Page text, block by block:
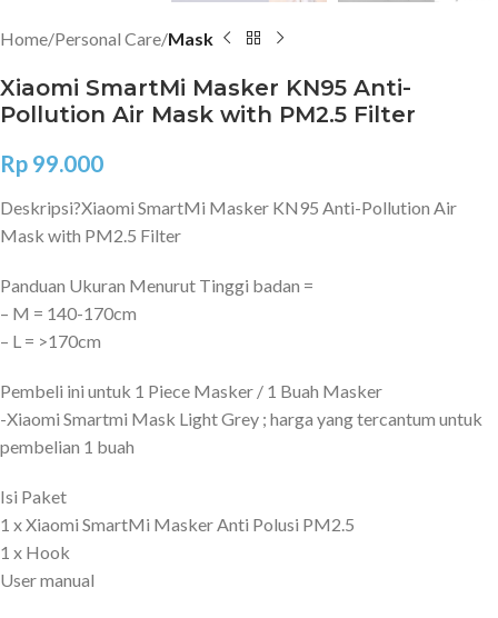
Home Personal Care Mask
Xiaomi SmartMi Masker KN95 Anti-
Pollution Air Mask with PM2.5 Filter
Rp 99.000
Deskripsi?Xiaomi SmartMi Masker KN95 Anti-Pollution Air
Mask with PM2.5 Filter
Panduan Ukuran Menurut Tinggi badan =
– M = 140-170cm
– L = >170cm
Pembeli ini untuk 1 Piece Masker / 1 Buah Masker
-Xiaomi Smartmi Mask Light Grey ; harga yang tercantum untuk
pembelian 1 buah
Isi Paket
1 x Xiaomi SmartMi Masker Anti Polusi PM2.5
1 x Hook
User manual